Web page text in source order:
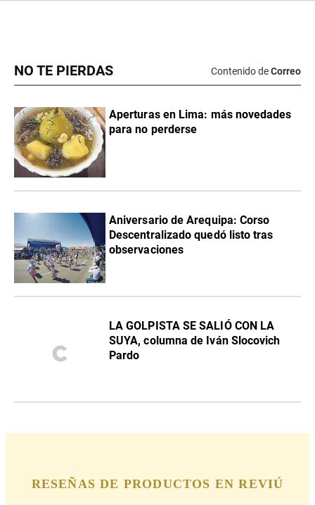
NO TE PIERDAS Contenido deCorreo
Aperturas en Lima: más novedades
para no perderse
Aniversario de Arequipa: Corso
Descentralizado quedó listo tras
observaciones
LA GOLPISTA SE SALIÓ CON LA
SUYA, columna de Iván Slocovich
Pardo